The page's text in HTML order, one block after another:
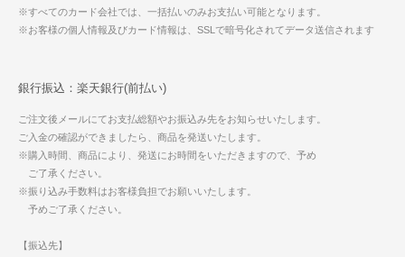
※すべてのカード会社では、一括払いのみお支払い可能となります。
※お客様の個人情報及びカード情報は、SSLで暗号化されてデータ送信されます
銀行振込：楽天銀行(前払い)
ご注文後メールにてお支払総額やお振込み先をお知らせいたします。
ご入金の確認ができましたら、商品を発送いたします。
※購入時間、商品により、発送にお時間をいただきますので、予め
ご了承ください。
※振り込み手数料はお客様負担でお願いいたします。
予めご了承ください。
【振込先】